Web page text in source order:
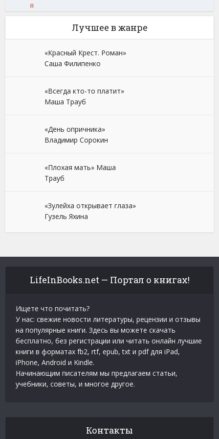
я
Лучшее в жанре
«Красный Крест. Роман»
Саша Филипенко
«Всегда кто-то платит»
Маша Трауб
«День опричника»
Владимир Сорокин
«Плохая мать» Маша
Трауб
«Зулейха открывает глаза»
Гузель Яхина
LifeInBooks.net — Портал о книгах!
Ищете что почитать?
У нас: свежие новости литературы, рецензии и отзывы
на популярные книги. Здесь вы можете скачать
бесплатно, без регистрации или читать онлайн лучшие
книги в форматах fb2, rtf, epub, txt и pdf для iPad,
iPhone, Android и Kindle.
Начинающим писателям мы предлагаем статьи,
учебники, советы, и многое другое.
Контакты